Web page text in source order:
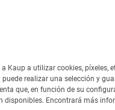
Kaup a utilizar cookies, píxeles,
realizar una selección y
que, en función de su
disponibles. Encontrará más